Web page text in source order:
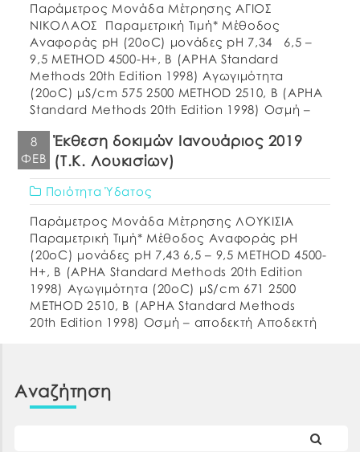
Παράμετρος Μονάδα Μέτρησης ΑΓΙΟΣ
ΝΙΚΟΛΑΟΣ Παραμετρική Τιμή* Μέθοδος
Αναφοράς pH (20oC) μονάδες pH 7,34 6,5 –
9,5 METHOD 4500-H+, B (APHA Standard
Methods 20th Edition 1998) Αγωγιμότητα
(20οC) μS/cm 575 2500 METHOD 2510, B (APHA
Standard Methods 20th Edition 1998) Οσμή –
αποδεκτή Αποδεκτή Θολερότητα NTU 0,30
Αποδεκτή METHOD 2130, […]
8
ΦΕΒ
Έκθεση δοκιμών Ιανουάριος 2019
(Τ.Κ. Λουκισίων)
Ποιότητα Ύδατος
Παράμετρος Μονάδα Μέτρησης ΛΟΥΚΙΣΙΑ
Παραμετρική Τιμή* Μέθοδος Αναφοράς pH
(20oC) μονάδες pH 7,43 6,5 – 9,5 METHOD 4500-
H+, B (APHA Standard Methods 20th Edition
1998) Αγωγιμότητα (20οC) μS/cm 671 2500
METHOD 2510, B (APHA Standard Methods
20th Edition 1998) Οσμή – αποδεκτή Αποδεκτή
Αναζήτηση